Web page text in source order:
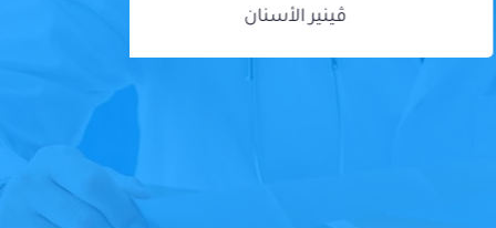
ڤينير الأسنان